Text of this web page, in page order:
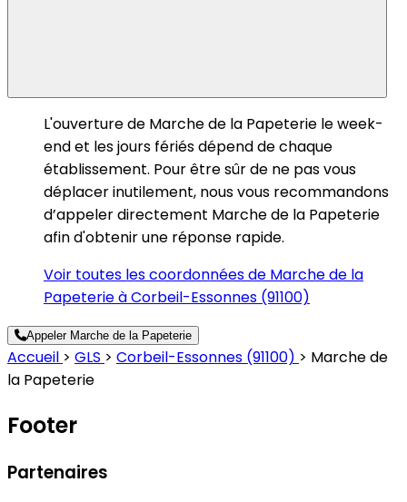
L'ouverture de Marche de la Papeterie le week-
end et les jours fériés dépend de chaque
établissement. Pour être sûr de ne pas vous
déplacer inutilement, nous vous recommandons
d’appeler directement Marche de la Papeterie
afin d'obtenir une réponse rapide.
Voir toutes les coordonnées de Marche de la
Papeterie à Corbeil-Essonnes (91100)
Appeler Marche de la Papeterie
Accueil > GLS > Corbeil-Essonnes (91100) > Marche de
la Papeterie
Footer
Partenaires